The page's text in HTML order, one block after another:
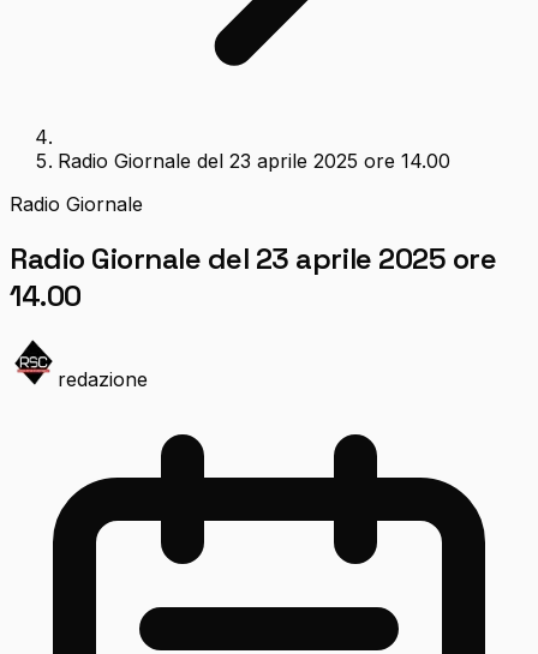
Radio Giornale del 23 aprile 2025 ore 14.00
Radio Giornale
Radio Giornale del 23 aprile 2025 ore
14.00
redazione